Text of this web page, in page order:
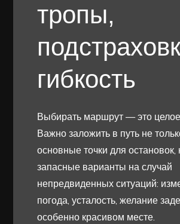
тропы,
гибкость
Выбирать маршрут — это целое
Важно заложить в путь не
основные точки для остановок,
запасные варианты на случай
непредвиденных ситуаций:
погода, усталость, желание
особенно красивом месте.